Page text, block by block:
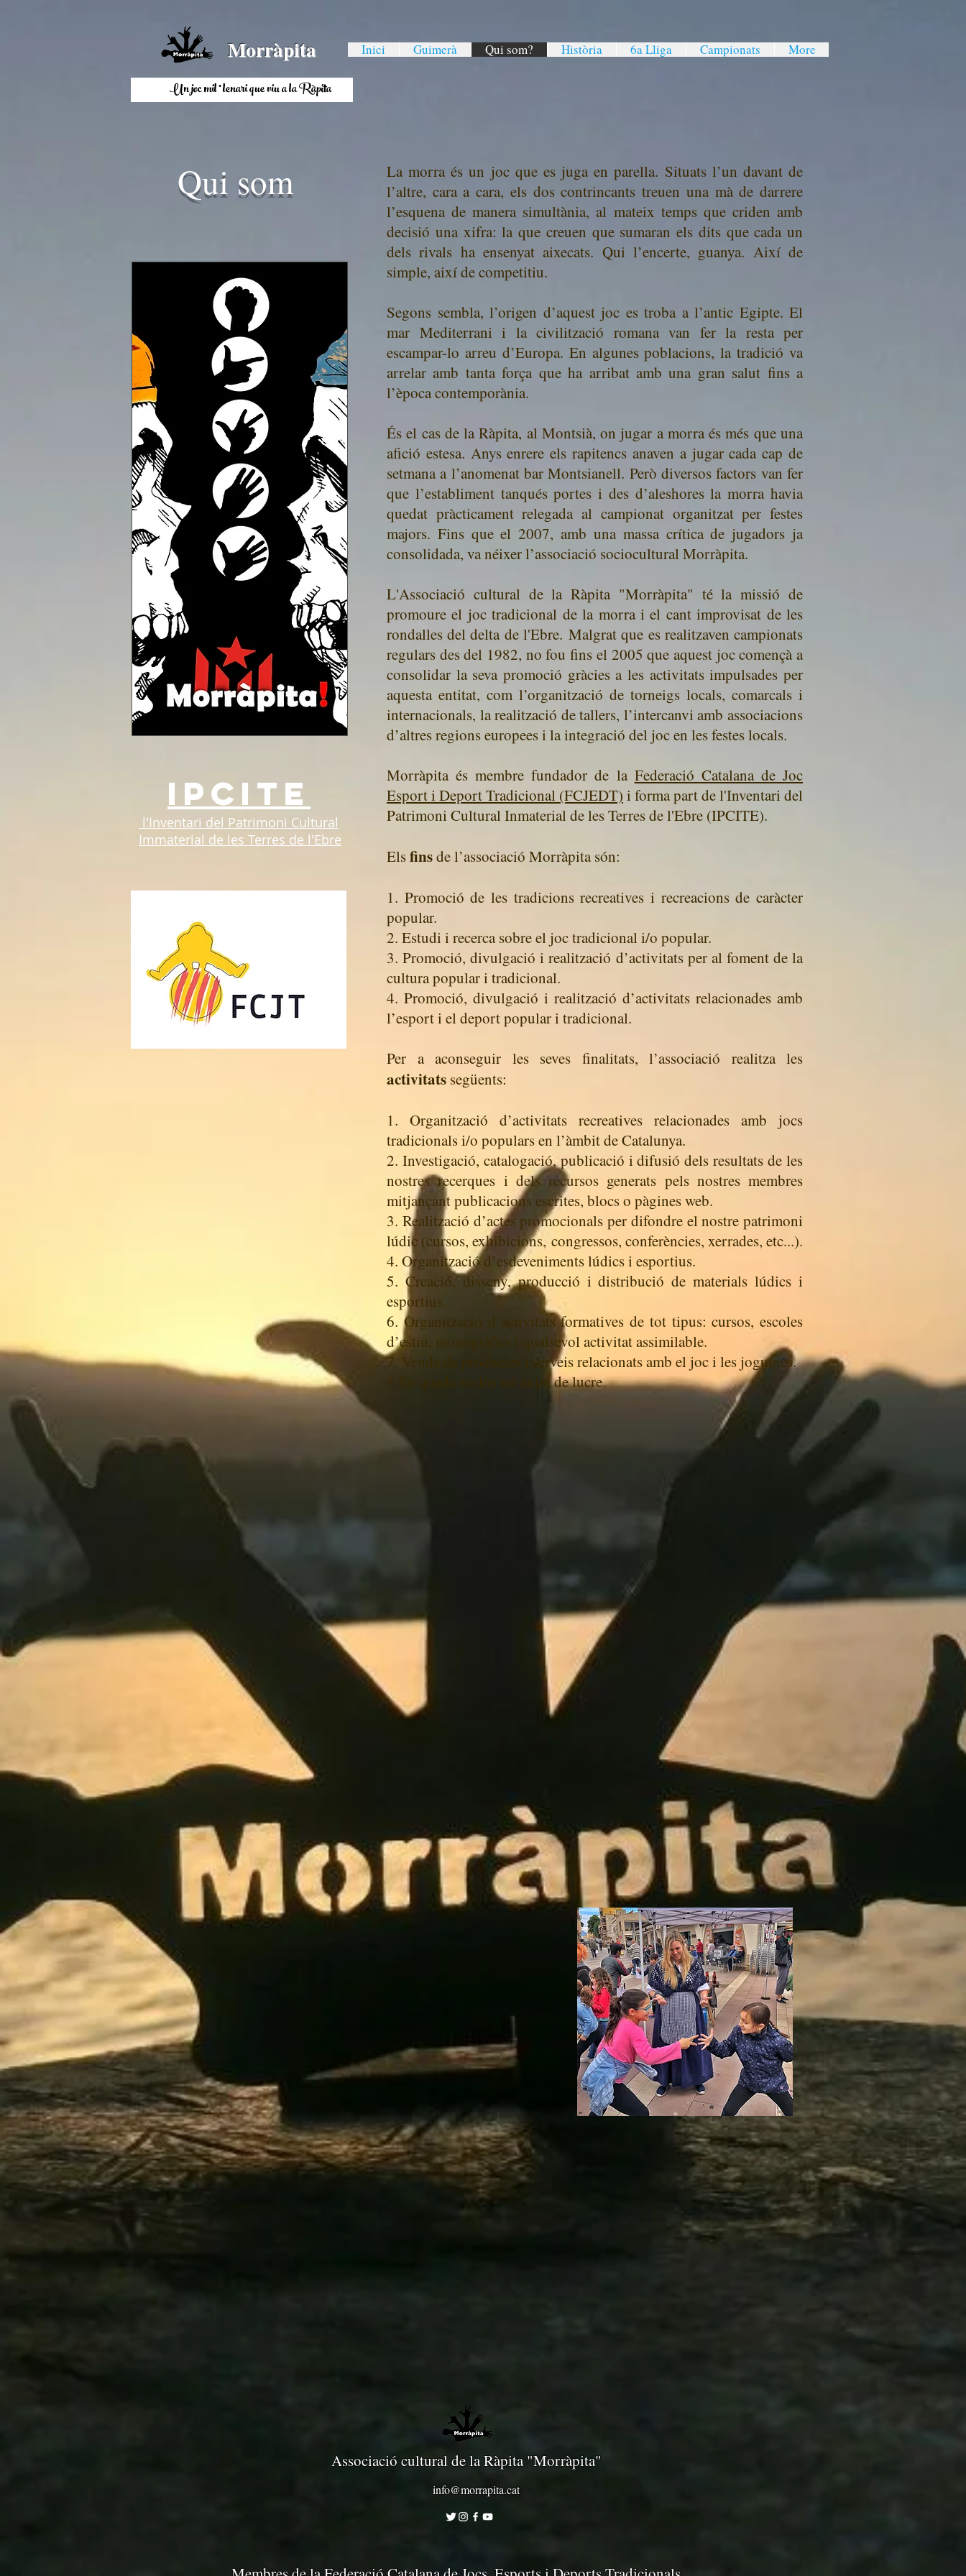
Morràpita
Un joc mil·lenari que viu a la Ràpita
Inici Guimerà Qui som? Història 6a Lliga Campionats More
Qui som
ipcite
l'Inventari del Patrimoni Cultural
Immaterial de les Terres de l'Ebre
La morra és un joc que es juga en parella. Situats l’un davant de
l’altre, cara a cara, els dos contrincants treuen una mà de darrere
l’esquena de manera simultània, al mateix temps que criden amb
decisió una xifra: la que creuen que sumaran els dits que cada un
dels rivals ha ensenyat aixecats. Qui l’encerte, guanya. Així de
simple, així de competitiu.
Segons sembla, l’origen d’aquest joc es troba a l’antic Egipte. El
mar Mediterrani i la civilització romana van fer la resta per
escampar-lo arreu d’Europa. En algunes poblacions, la tradició va
arrelar amb tanta força que ha arribat amb una gran salut fins a
l’època contemporània.
És el cas de la Ràpita, al Montsià, on jugar a morra és més que una
afició estesa. Anys enrere els rapitencs anaven a jugar cada cap de
setmana a l’anomenat bar Montsianell. Però diversos factors van fer
que l’establiment tanqués portes i des d’aleshores la morra havia
quedat pràcticament relegada al campionat organitzat per festes
majors. Fins que el 2007, amb una massa crítica de jugadors ja
consolidada, va néixer l’associació sociocultural Morràpita.
L'Associació cultural de la Ràpita "Morràpita" té la missió de
promoure el joc tradicional de la morra i el cant improvisat de les
rondalles del delta de l'Ebre.Malgrat que es realitzaven campionats
regulars des del 1982, no fou fins el 2005 que aquest joc començà a
consolidar la seva promoció gràcies a les activitats impulsades per
aquesta entitat, com l’organització de torneigs locals, comarcals i
internacionals, la realització de tallers, l’intercanvi amb associacions
d’altres regions europees i la integració del joc en les festes locals.
Morràpita és membre fundador de la Federació Catalana de Joc
Esport i Deport Tradicional (FCJEDT) i forma part de l'Inventari del
Patrimoni Cultural Inmaterial de les Terres de l'Ebre (IPCITE).
Elsfinsde l’associació Morràpita són:
1. Promoció de les tradicions recreatives i recreacions de caràcter
popular.
2. Estudi i recerca sobre el joc tradicional i/o popular.
3. Promoció, divulgació i realització d’activitats per al foment de la
cultura popular i tradicional.
4. Promoció, divulgació i realització d’activitats relacionades amb
l’esport i el deport popular i tradicional.
Per a aconseguir les seves finalitats, l’associació realitza les
activitats següents:
1. Organització d’activitats recreatives relacionades amb jocs
tradicionals i/o populars en l’àmbit de Catalunya.
2. Investigació, catalogació, publicació i difusió dels resultats de les
nostres recerques i dels recursos generats pels nostres membres
mitjançant publicacions escrites, blocs o pàgines web.
3. Realització d’actes promocionals per difondre el nostre patrimoni
lúdic (cursos, exhibicions, congressos, conferències, xerrades, etc...).
4. Organització d’esdeveniments lúdics i esportius.
5. Creació, disseny, producció i distribució de materials lúdics i
esportius.
6. Organització d’activitats formatives de tot tipus: cursos, escoles
d’estiu, monogràfics i qualsevol activitat assimilable.
7. Venda de productes i serveis relacionats amb el joc i les joguines.
* En queda exclòs tot ànim de lucre.
Associació cultural de la Ràpita "Morràpita"
info@morrapita.cat